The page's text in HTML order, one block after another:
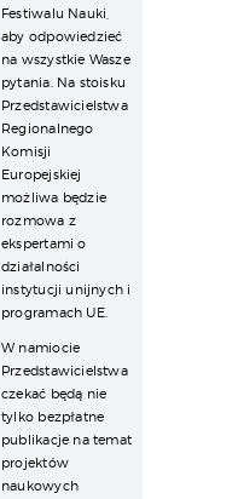
Festiwalu Nauki,
aby odpowiedzieć
na wszystkie Wasze
pytania. Na stoisku
Przedstawicielstwa
Regionalnego
Komisji
Europejskiej
możliwa będzie
rozmowa z
ekspertami o
działalności
instytucji unijnych i
programach UE.
W namiocie
Przedstawicielstwa
czekać będą nie
tylko bezpłatne
publikacje na temat
projektów
naukowych